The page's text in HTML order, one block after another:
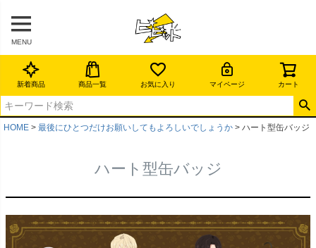
MENU
新着商品 商品一覧 お気に入り マイページ カート
HOME 最後にひとつだけお願いしてもよろしいでしょうか ハート型缶バッジ
ハート型缶バッジ